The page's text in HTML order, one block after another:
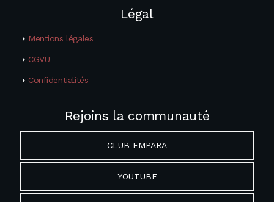
Légal
Mentions légales
CGVU
Confidentialités
Rejoins la communauté
CLUB EMPARA
YOUTUBE